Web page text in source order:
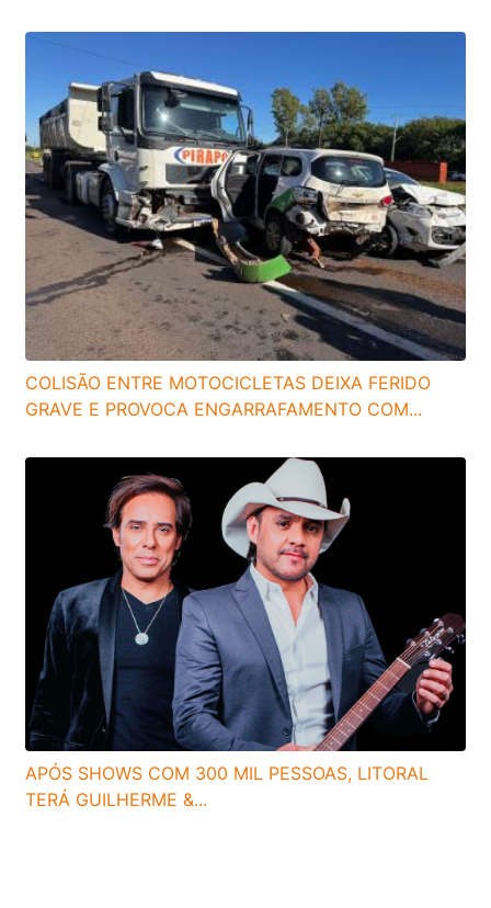
COLISÃO ENTRE MOTOCICLETAS DEIXA FERIDO
GRAVE E PROVOCA ENGARRAFAMENTO COM...
APÓS SHOWS COM 300 MIL PESSOAS, LITORAL
TERÁ GUILHERME &...